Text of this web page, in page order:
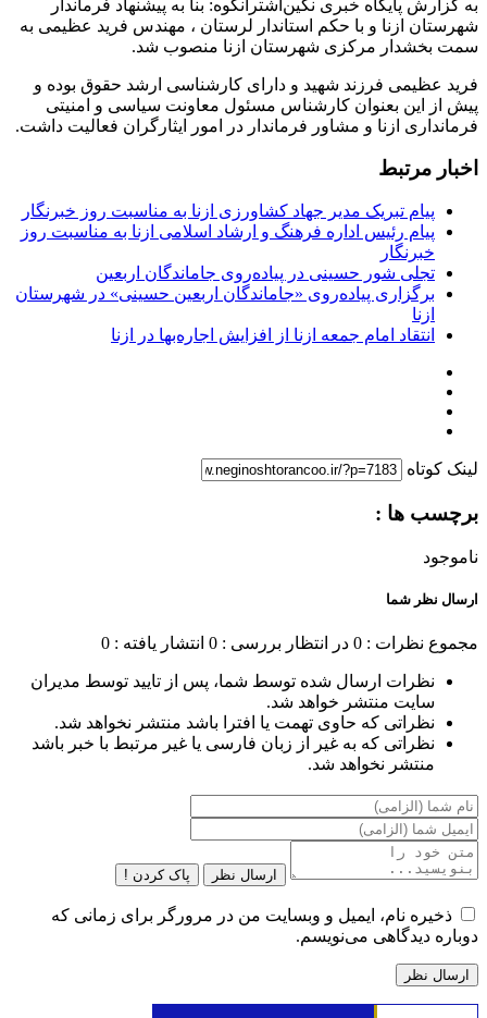
به گزارش پایگاه خبری نگین‌اشترانکوه: بنا به پیشنهاد فرماندار
شهرستان ازنا و با حکم استاندار لرستان ، مهندس فرید عظیمی به
سمت بخشدار مرکزی شهرستان ازنا منصوب شد.
فرید عظیمی فرزند شهید و دارای کارشناسی ارشد حقوق بوده و
پیش از این بعنوان کارشناس مسئول معاونت سیاسی و امنیتی
فرمانداری ازنا و مشاور فرماندار در امور ایثارگران فعالیت داشت.
اخبار مرتبط
پیام تبریک مدیر جهاد کشاورزی ازنا به مناسبت روز خبرنگار
پیام رئیس اداره فرهنگ و ارشاد اسلامی ازنا به مناسبت روز
خبرنگار
تجلی شور حسینی در پیاده‌روی جاماندگان اربعین
برگزاری پیاده‌روی «جاماندگان اربعین حسینی» در شهرستان
ازنا
انتقاد امام جمعه ازنا از افزایش اجاره‌بها در ازنا
لینک کوتاه
برچسب ها :
ناموجود
ارسال نظر شما
مجموع نظرات : 0 در انتظار بررسی : 0 انتشار یافته : 0
نظرات ارسال شده توسط شما، پس از تایید توسط مدیران
سایت منتشر خواهد شد.
نظراتی که حاوی تهمت یا افترا باشد منتشر نخواهد شد.
نظراتی که به غیر از زبان فارسی یا غیر مرتبط با خبر باشد
منتشر نخواهد شد.
ارسال نظر پاک کردن !
ذخیره نام، ایمیل و وبسایت من در مرورگر برای زمانی که
دوباره دیدگاهی می‌نویسم.